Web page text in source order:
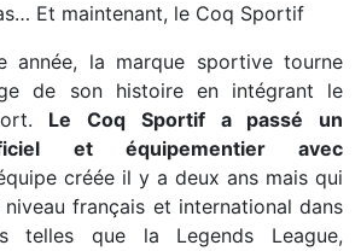
Et maintenant, le Coq Sportif
année, la marque sportive tourne
de son histoire en intégrant le
Le Coq Sportif a passé un
et équipementier avec
créée il y a deux ans mais qui
français et international dans
telles que la Legends League,